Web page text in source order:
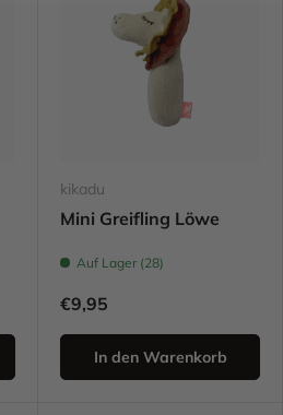
kikadu
Mini Greifling Löwe
Auf Lager (28)
€9,95
In den Warenkorb